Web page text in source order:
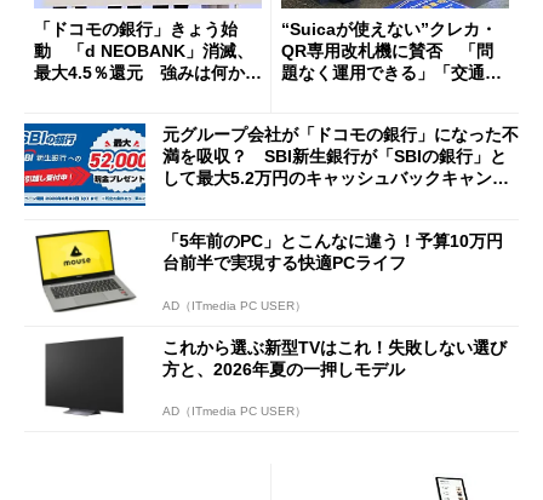
「ドコモの銀行」きょう始
動 「d NEOBANK」消滅、
最大4.5％還元 強みは何か解
“Suicaが使えない”クレカ・
QR専用改札機に賛否 「問
題なく運用できる」「交通系I
元グループ会社が「ドコモの銀行」になった不
満を吸収？ SBI新生銀行が「SBIの銀行」と
して最大5.2万円のキャッシュバックキャンペ
「5年前のPC」とこんなに違う！予算10万円
台前半で実現する快適PCライフ
AD（ITmedia PC USER）
これから選ぶ新型TVはこれ！失敗しない選び
方と、2026年夏の一押しモデル
AD（ITmedia PC USER）